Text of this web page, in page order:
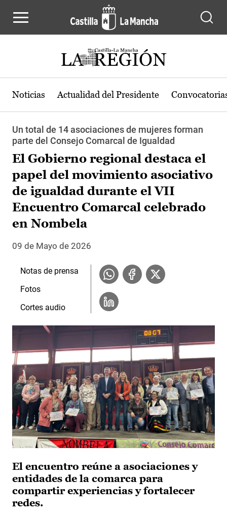
Noticias Actualidad del Presidente
Un total de 14 asociaciones de mujeres forman
parte del Consejo Comarcal de Igualdad
El Gobierno regional destaca el
papel del movimiento asociativo
de igualdad durante el VII
Encuentro Comarcal celebrado
en Nombela
09 de Mayo de 2026
El encuentro reúne a asociaciones y
entidades de la comarca para
compartir experiencias y fortalecer
redes.
Notas de prensa
Fotos
Cortes audio